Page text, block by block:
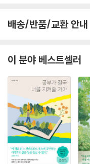
본 적 없지만, 농부의 마음
개나 말이 죽음을 앞두고 있
여 준다. 옛사람들이 지금
않았지만, 당시 기준으로 상
고전 산문, 이렇게 술술 읽
박지원, 이덕무, 박제가, 정
배송/반품/교환 안내
이 분야 베스트셀러